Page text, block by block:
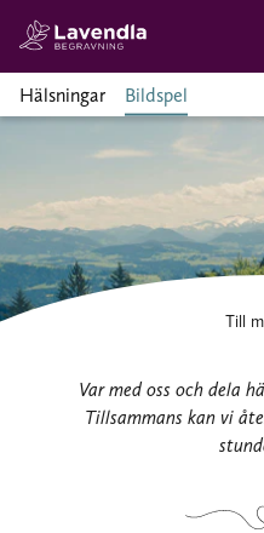
Hälsningar Bildspel
Till
Var med oss och dela
Tillsammans kan vi